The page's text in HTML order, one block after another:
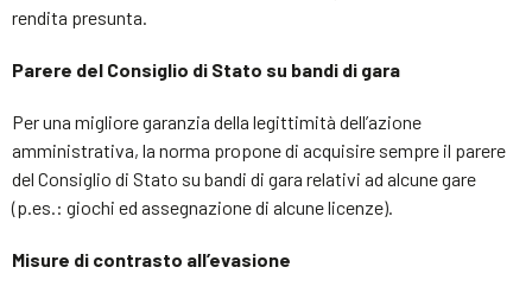
rendita presunta.
Parere del Consiglio di Stato su bandi di gara
Per una migliore garanzia della legittimità dell’azione
amministrativa, la norma propone di acquisire sempre il parere
del Consiglio di Stato su bandi di gara relativi ad alcune gare
(p.es.: giochi ed assegnazione di alcune licenze).
Misure di contrasto all’evasione